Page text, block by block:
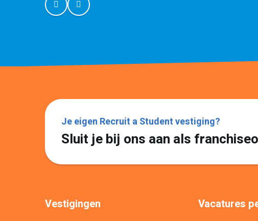
Je eigen Recruit a Student vestiging?
Sluit je bij ons aan als
Vestigingen Vacatures